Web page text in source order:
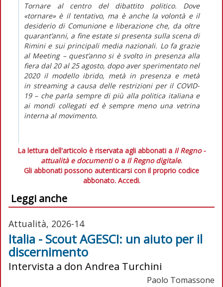
Tornare al centro del dibattito politico. Dove
«tornare» è il tentativo, ma è anche la volontà e il
desiderio di Comunione e liberazione che, da oltre
quarant’anni, a fine estate si presenta sulla scena di
Rimini e sui principali media nazionali. Lo fa grazie
al Meeting – quest’anno si è svolto in presenza alla
fiera dal 20 al 25 agosto, dopo aver sperimentato nel
2020 il modello ibrido, metà in presenza e metà
in streaminga causa delle restrizioni per il COVID-
19 – che parla sempre di più alla politica italiana e
ai mondi collegati ed è sempre meno una vetrina
interna al movimento.
La lettura dell'articolo è riservata agli abbonati a Il Regno -
attualità e documentio a Il Regno digitale.
Gli abbonati possono autenticarsi con il proprio codice
abbonato. Accedi.
Leggi anche
Attualità, 2026-14
Italia - Scout AGESCI: un aiuto per il
discernimento
Intervista a don Andrea Turchini
Paolo Tomassone